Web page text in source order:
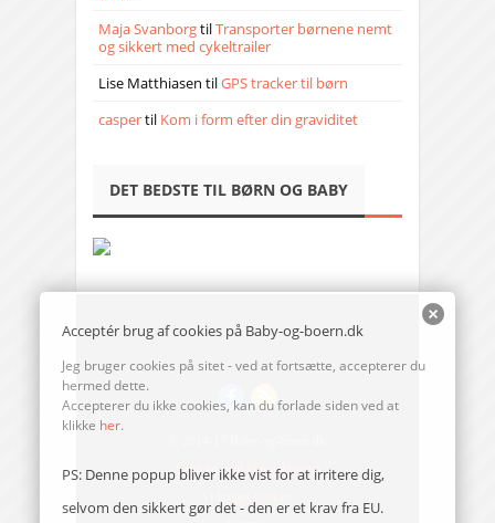
Maja SvanborgtilTransporter børnene nemt
og sikkert med cykeltrailer
Lise Matthiasen tilGPS tracker til børn
caspertil Kom i form efter din graviditet
DET BEDSTE TIL BØRN OG BABY
Send en mail til redaktionen
Acceptér brug af cookies på Baby-og-boern.dk
Jeg bruger cookies på sitet - ved at fortsætte, accepterer du
hermed dette.
Accepterer du ikke cookies, kan du forlade siden ved at
klikke her.
PS: Denne popup bliver ikke vist for at irritere dig,
selvom den sikkert gør det - den er et krav fra EU.